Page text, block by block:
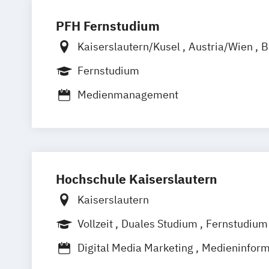
PFH Fernstudium
Kaiserslautern/Kusel Austria/Wien
Bremen
Hannover Kiel Leipzig
Regensburg Stade Stuttgart Köln
Fernstudium
Medienmanagement
Hochschule Kaiserslautern
Kaiserslautern
Vollzeit
Duales Studium
Fernstudium
Digital Media Marketing